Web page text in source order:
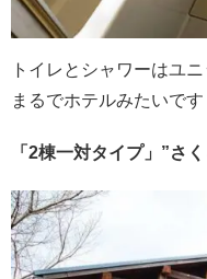
トイレとシャワーはユ
まるでホテルみたいです
「2棟一対タイプ」”さ